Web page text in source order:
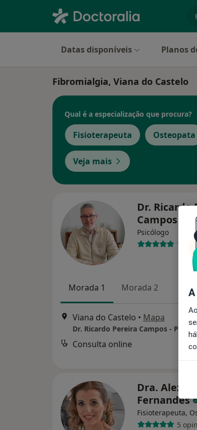
Datas disponíveis Planos
Fibromialgia, Viana do Castelo
Qual é a especialização que procura?
Fisioterapeuta Osteopata
Veja mais
Dr. Ricardo
Campos
Psicólogo
138
Morada 1 Morada 2
Viana do Castelo • Mapa
Consulta online
Dra.
Fernandes
Fisioterapeuta,
5